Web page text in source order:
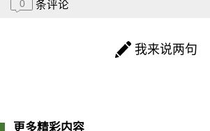
0 条评论
我来说两句
更多精彩内容